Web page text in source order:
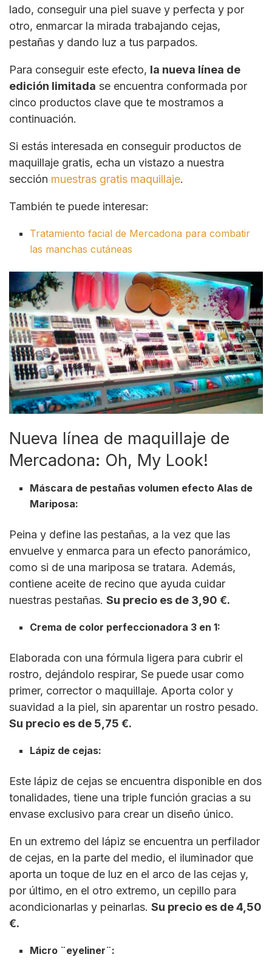
lado, conseguir una piel suave y perfecta y por
otro, enmarcar la mirada trabajando cejas,
pestañas y dando luz a tus parpados.
Para conseguir este efecto, la nueva línea de
edición limitada se encuentra conformada por
cinco productos clave que te mostramos a
continuación.
Si estás interesada en conseguir productos de
maquillaje gratis, echa un vistazo a nuestra
sección muestras gratis maquillaje.
También te puede interesar:
Tratamiento facial de Mercadona para combatir
las manchas cutáneas
Nueva línea de maquillaje de
Mercadona: Oh, My Look!
Máscara de pestañas volumen efecto Alas de
Mariposa:
Peina y define las pestañas, a la vez que las
envuelve y enmarca para un efecto panorámico,
como si de una mariposa se tratara. Además,
contiene aceite de recino que ayuda cuidar
nuestras pestañas. Su precio es de 3,90 €.
Crema de color perfeccionadora 3 en 1:
Elaborada con una fórmula ligera para cubrir el
rostro, dejándolo respirar, Se puede usar como
primer, corrector o maquillaje. Aporta color y
suavidad a la piel, sin aparentar un rostro pesado.
Su precio es de 5,75 €.
Lápiz de cejas:
Este lápiz de cejas se encuentra disponible en dos
tonalidades, tiene una triple función gracias a su
envase exclusivo para crear un diseño único.
En un extremo del lápiz se encuentra un perfilador
de cejas, en la parte del medio, el iluminador que
aporta un toque de luz en el arco de las cejas y,
por último, en el otro extremo, un cepillo para
acondicionarlas y peinarlas. Su precio es de 4,50
€.
Micro ¨eyeliner¨: